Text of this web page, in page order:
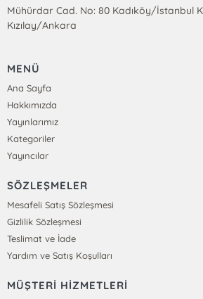
Mühürdar Cad. No: 80 Kadıköy/İstanbul
Kızılay/Ankara
MENÜ
Ana Sayfa
Hakkımızda
Yayınlarımız
Kategoriler
Yayıncılar
SÖZLEŞMELER
Mesafeli Satış Sözleşmesi
Gizlilik Sözleşmesi
Teslimat ve İade
Yardım ve Satış Koşulları
MÜŞTERİ HİZMETLERİ